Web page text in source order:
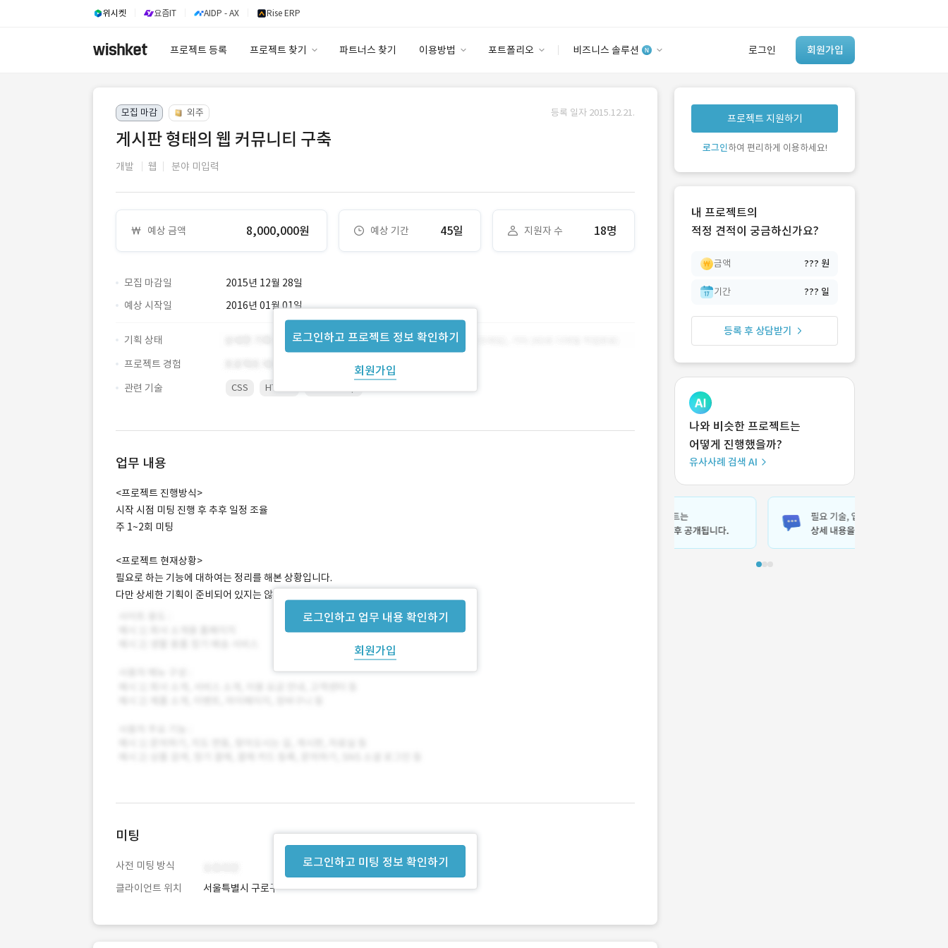
위시켓 요즘IT AIDP - AX Rise ERP
프로젝트 등록 프로젝트 찾기 파트너스 찾기 이용방법 포트폴리오 비즈니스 솔루션 로그인 회원가입
안심 코드 케어
유사사례 검색 AI
‘이런 거’ 만들어본
개발 회사 있어?
모집 마감 외주 등록 일자 2015.12.21.
게시판 형태의 웹 커뮤니티 구축
개발 웹 분야 미입력
예상 금액 8,000,000원 예상 기간 45일 지원자 수 18명
모집 마감일 2015년 12월 28일
로그인하고 프로젝트 정보 확인하기
회원가입
예상 시작일 2016년 01월 01일
기획 상태
프로젝트 경험
관련 기술
CSS HTML5
업무 내용
로그인하고 업무 내용 확인하기
회원가입
<프로젝트 진행방식>
시작 시점 미팅 진행 후 추후 일정 조율
주 1~2회 미팅
<프로젝트 현재상황>
필요로 하는 기능에 대하여는 정리를 해본 상황입니다.
다만 상세한 기획이 준비되어 있지는 않습니다.
로그인하고 미팅 정보 확인하기
미팅
사전 미팅 방식
클라이언트 위치
서울특별시 구로구
프로젝트 지원하기
로그인하여 편리하게 이용하세요!
내 프로젝트의
적정 견적이 궁금하신가요?
금액 ??? 원
기간 ??? 일
등록 후 상담받기
나와 비슷한 프로젝트는
어떻게 진행했을까?
유사사례 검색 AI